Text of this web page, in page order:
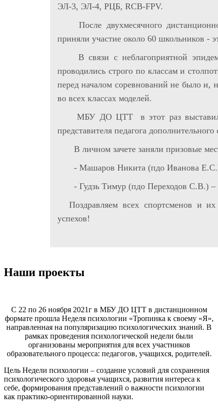
ЭЛ-3, ЭЛ-4, РЦБ, RCB-FPV.
После двухмесячного
приняли участие около 60 школьников -
В связи с неблагоприятной
проводились строго по классам и
перед началом соревнований не было и,
во всех классах моделей.
МБУ ДО ЦТТ в этот раз выставила
представителя педагога
В личном зачете заняли призовые
- Машаров Никита (пдо Иванова
- Гудзь Тимур (пдо Переходов С.В.)
Поздравляем всех спортсменов и
успехов!
Наши проекты
С 22 по 26 ноября 2021г в МБУ ДО ЦТТ в дистанционном
формате прошла Неделя психологии «Тропинка к своему «Я»,
направленная на популяризацию психологических знаний. В
рамках проведения психологической недели были
организованы мероприятия для всех участников
образовательного процесса: педагогов, учащихся, родителей.
Цель Недели психологии – создание условий для сохранения
психологического здоровья учащихся, развития интереса к
себе, формирования представлений о важности психологии
как практико-ориентированной науки.